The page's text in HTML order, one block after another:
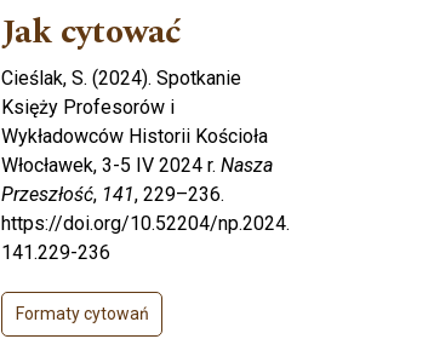
Jak cytować
Cieślak, S. (2024). Spotkanie
Księży Profesorów i
Wykładowców Historii Kościoła
Włocławek, 3-5 IV 2024 r. Nasza
Przeszłość, 141, 229–236.
https://doi.org/10.52204/np.2024.
141.229-236
Formaty cytowań